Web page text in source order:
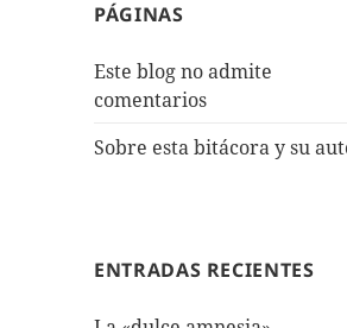
PÁGINAS
Este blog no admite
comentarios
Sobre esta bitácora y su
ENTRADAS RECIENTES